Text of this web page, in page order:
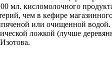
мл. кисломолочного
чем в кефире
или очищенной
ложкой (лучше